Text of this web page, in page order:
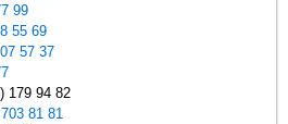
99
55 69
57 37
179 94 82
81 81